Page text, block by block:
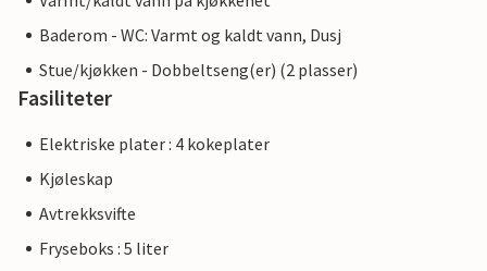
Baderom - WC: Varmt og kaldt vann, Dusj
Stue/kjøkken - Dobbeltseng(er) (2 plasser)
Fasiliteter
Elektriske plater : 4 kokeplater
Kjøleskap
Avtrekksvifte
Fryseboks : 5 liter